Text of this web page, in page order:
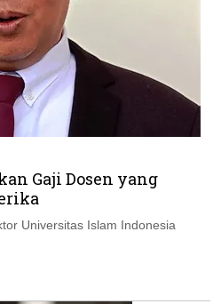
Kami di:
Gaji Dosen yang
Universitas Islam Indonesia